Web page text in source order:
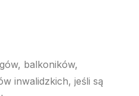
balkoników,
inwalidzkich, jeśli są